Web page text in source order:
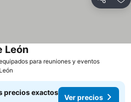
Compartir
para reuniones y eventos
León
León
precios exactos
Ver precios